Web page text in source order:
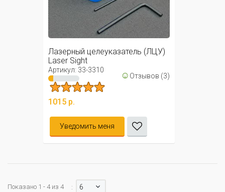
Лазерный целеуказатель (ЛЦУ)
Laser Sight
Артикул: 33-3310 ☺ Отзывов (3)
1015 р.
Уведомить меня
Показано 1 - 4 из 4 :
6